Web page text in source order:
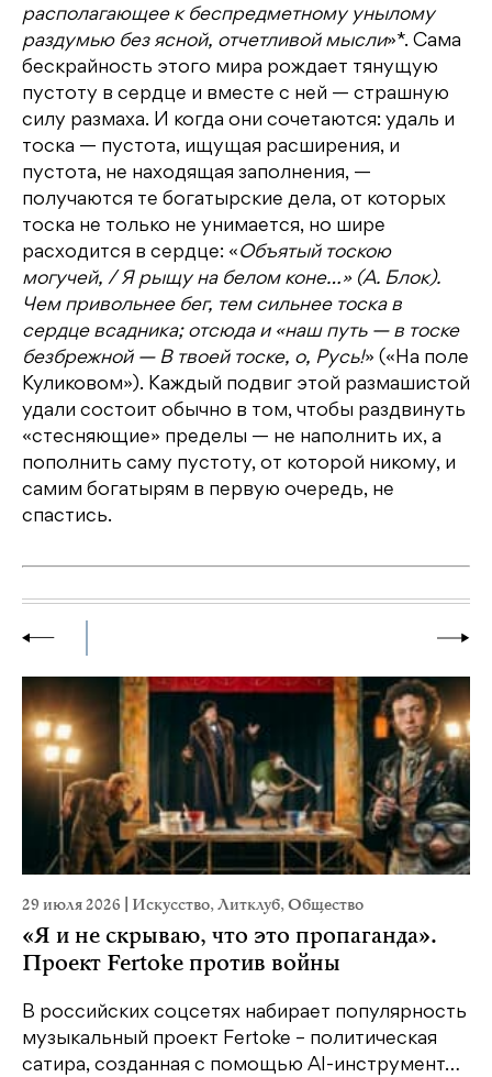
располагающее к беспредметному унылому
раздумью без ясной, отчетливой мысли»*. Сама
бескрайность этого мира рождает тянущую
пустоту в сердце и вместе с ней — страшную
силу размаха. И когда они сочетаются: удаль и
тоска — пустота, ищущая расширения, и
пустота, не находящая заполнения, —
получаются те богатырские дела, от которых
тоска не только не унимается, но шире
расходится в сердце: «Объятый тоскою
могучей, / Я рыщу на белом коне…» (А. Блок).
Чем привольнее бег, тем сильнее тоска в
сердце всадника; отсюда и «наш путь — в тоске
безбрежной — В твоей тоске, о, Русь!» («На поле
Куликовом»). Каждый подвиг этой размашистой
удали состоит обычно в том, чтобы раздвинуть
«стесняющие» пределы — не наполнить их, а
пополнить саму пустоту, от которой никому, и
самим богатырям в первую очередь, не
спастись.
29 июля 2026 Искусство,Литклуб,Общество
«Я и не скрываю, что это пропаганда».
Проект Fertoke против войны
В российских соцсетях набирает популярность
музыкальный проект Fertoke – политическая
сатира, созданная с помощью AI-инструмент…